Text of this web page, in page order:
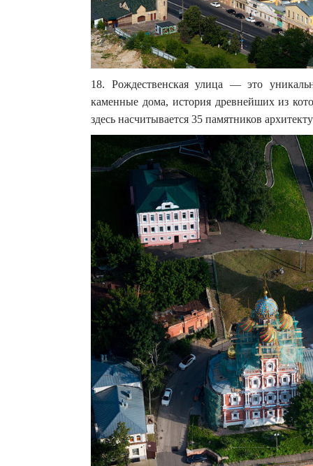
18. Рождественская улица — это
каменные дома, история древнейших из
здесь насчитывается 35 памятников